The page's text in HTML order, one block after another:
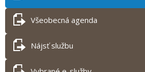
Všeobecná agenda
Nájsť službu